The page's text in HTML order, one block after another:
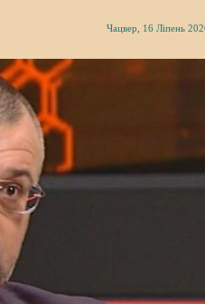
Чацвер, 16 Ліпень